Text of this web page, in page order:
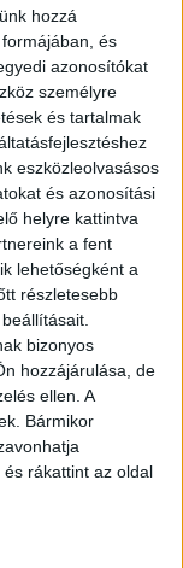
hozzá
és
azonosítókat
személyre
és tartalmak
eszközleolvasásos
és azonosítási
helyre kattintva
a fent
lehetőségként a
részletesebb
bizonyos
hozzájárulása, de
ellen. A
Bármikor
rákattint az oldal
csapat
a
az
és leadta
A civilek
nappal